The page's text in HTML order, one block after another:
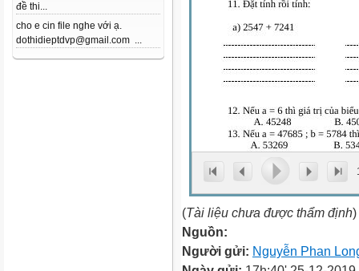
đề thi...
cho e cin file nghe với ạ.
dothidieptdvp@gmail.com ...
(Tài liệu chưa được thẩm định)
Nguồn:
Người gửi: Nguyễn Phan